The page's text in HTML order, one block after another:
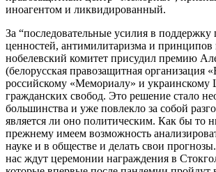
иноагентом и ликвидированный.
За “последовательные усилия в поддержку
ценностей, антимилитаризма и принципов
нобелевский комитет присудил премию
(белорусская правозащитная организация
российскому «Мемориалу» и украинскому
гражданских свобод. Это решение стало
большинства и уже повлекло за собой
является ли оно политическим. Как бы то
прежнему имеем возможность
науке и в обществе и делать свои
нас ждут церемонии награждения в